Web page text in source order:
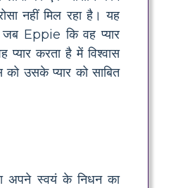
नहीं मिल रहा है। यह
जब Eppie कि वह प्यार
प्यार करता है में विश्वास
को उसके प्यार को साबित
अपने स्वयं के निधन का